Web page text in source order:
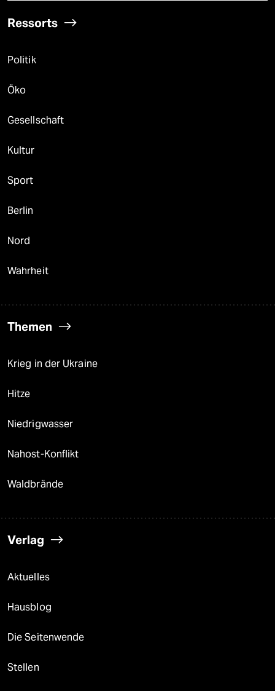
Ressorts
Politik
Öko
Gesellschaft
Kultur
Sport
Berlin
Nord
Wahrheit
Themen
Krieg in der Ukraine
Hitze
Niedrigwasser
Nahost-Konflikt
Waldbrände
Verlag
Aktuelles
Hausblog
Die Seitenwende
Stellen